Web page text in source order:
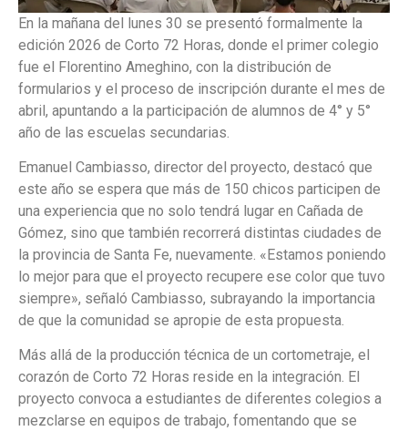
En la mañana del lunes 30 se presentó formalmente la
edición 2026 de Corto 72 Horas, donde el primer colegio
fue el Florentino Ameghino, con la distribución de
formularios y el proceso de inscripción durante el mes de
abril, apuntando a la participación de alumnos de 4° y 5°
año de las escuelas secundarias.
Emanuel Cambiasso, director del proyecto, destacó que
este año se espera que más de 150 chicos participen de
una experiencia que no solo tendrá lugar en Cañada de
Gómez, sino que también recorrerá distintas ciudades de
la provincia de Santa Fe, nuevamente. «Estamos poniendo
lo mejor para que el proyecto recupere ese color que tuvo
siempre», señaló Cambiasso, subrayando la importancia
de que la comunidad se apropie de esta propuesta.
Más allá de la producción técnica de un cortometraje, el
corazón de Corto 72 Horas reside en la integración. El
proyecto convoca a estudiantes de diferentes colegios a
mezclarse en equipos de trabajo, fomentando que se